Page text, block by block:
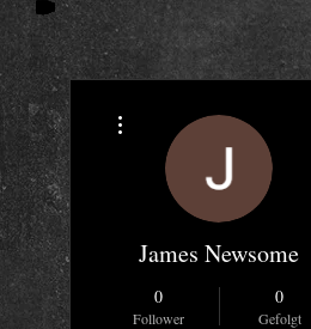
James Newsome
0
Follower
0
Gefolgt